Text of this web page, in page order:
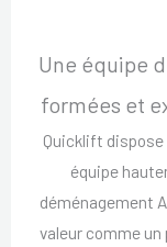
Une équipe
formées et
Quicklift dispose
équipe
déménagement
valeur comme un